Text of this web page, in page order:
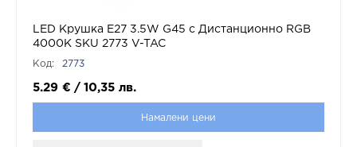
LED Крушка Е27 3.5W G45 с Дистанционно RGB
4000K SKU 2773 V-TAC
Код: 2773
5.29 € / 10,35 лв.
Намалени цени